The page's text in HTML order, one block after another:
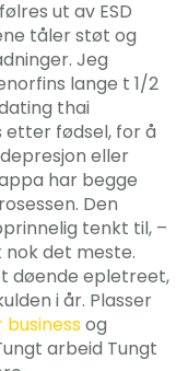
ut av ESD
tåler støt og
Jeg
lange t 1/2
thai
etter fødsel, for å
eller
har begge
Den
tenkt til, –
det meste.
døende epletreet,
i år. Plasser
og
arbeid Tungt